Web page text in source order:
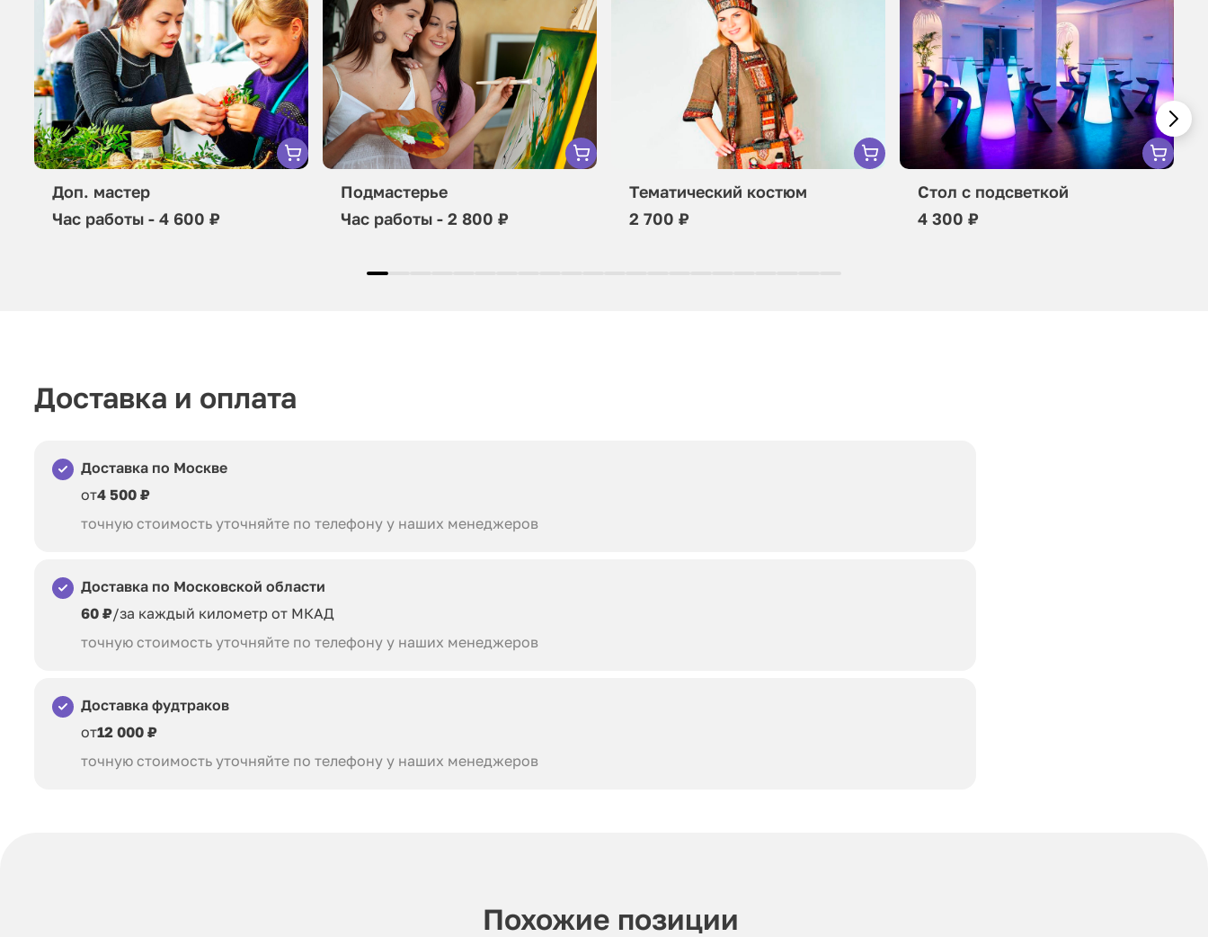
Доп. мастер
Час работы - 4 600 ₽
Подмастерье
Час работы - 2 800 ₽
Тематический костюм
2 700 ₽
Стол с подсветкой
4 300 ₽
Доставка и оплата
Доставка по Москве
от4 500 ₽
точную стоимость уточняйте по телефону у наших менеджеров
Доставка по Московской области
60 ₽/за каждый километр от МКАД
точную стоимость уточняйте по телефону у наших менеджеров
Доставка фудтраков
от12 000 ₽
точную стоимость уточняйте по телефону у наших менеджеров
Похожие позиции